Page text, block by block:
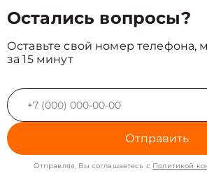
Остались вопросы?
Оставьте свой номер телефона,
за 15 минут
Отправить
Отправляя, Вы соглашаетесь с Политикой